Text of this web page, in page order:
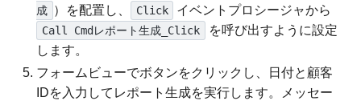
成 ）を配置し、 Click イベントプロシージャから
Call Cmdレポート生成_Click
を呼び出すように設定
します。
フォームビューでボタンをクリックし、日付と顧客
IDを入力してレポート生成を実行します。メッセー